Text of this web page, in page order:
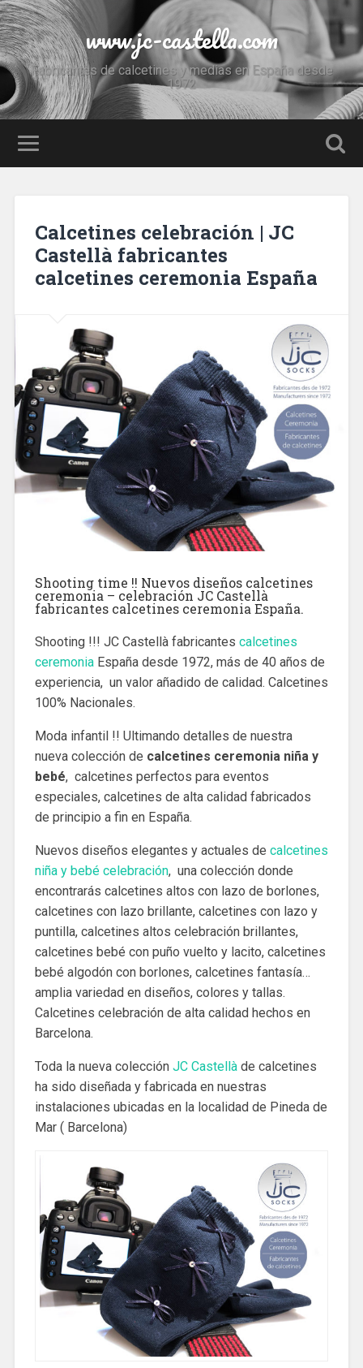
www.jc-castella.com
Fabricantes de calcetines y medias en España desde
1972
Calcetines celebración | JC
Castellà fabricantes
calcetines ceremonia España
Shooting time !! Nuevos diseños calcetines
ceremonia – celebración JC Castellà
fabricantes calcetines ceremonia España.
Shooting !!! JC Castellà fabricantes calcetines
ceremoniaEspaña desde 1972, más de 40 años de
experiencia, un valor añadido de calidad. Calcetines
100% Nacionales.
Moda infantil !! Ultimando detalles de nuestra
nueva colección de calcetines ceremonia niña y
bebé, calcetines perfectos para eventos
especiales, calcetines de alta calidad fabricados
de principio a fin en España.
Nuevos diseños elegantes y actuales de calcetines
niña y bebé celebración, una colección donde
encontrarás calcetines altos con lazo de borlones,
calcetines con lazo brillante, calcetines con lazo y
puntilla, calcetines altos celebración brillantes,
calcetines bebé con puño vuelto y lacito, calcetines
bebé algodón con borlones, calcetines fantasía…
amplia variedad en diseños, colores y tallas.
Calcetines celebración de alta calidad hechos en
Barcelona.
Toda la nueva colecciónJC Castellà de calcetines
ha sido diseñada y fabricada en nuestras
instalaciones ubicadas en la localidad de Pineda de
Mar ( Barcelona)